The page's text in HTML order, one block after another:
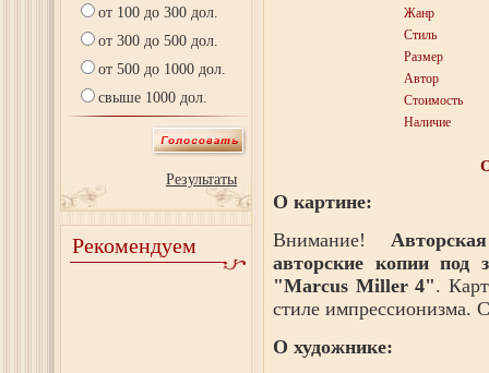
от 100 до 300 дол.
от 300 до 500 дол.
от 500 до 1000 дол.
свыше 1000 дол.
Результаты
Рекомендуем
Жанр
Стиль
Размер
Автор
Стоимость
Наличие
О картине:
Внимание!
авторские копии под
"Marcus Miller 4".
стиле импрессионизма.
О художнике: